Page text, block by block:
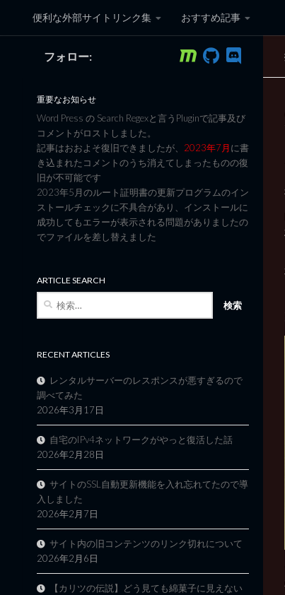
コンテンツへスキップ
便利な外部サイトリンク集 おすすめ記事
黒翼猫のコンピュ
フォロー:
重要なお知らせ
Word Press の Search Regexと言うPluginで記事及び
コメントがロストしました。
記事はおおよそ復旧できましたが、 2023年7月に書
き込まれたコメントのうち消えてしまったものの復
旧が不可能です
2023年5月のルート証明書の更新プログラムのイン
ストールチェックに不具合があり、インストールに
成功してもエラーが表示される問題がありましたの
でファイルを差し替えました
ARTICLE SEARCH
RECENT ARTICLES
レンタルサーバーのレスポンスが悪すぎるので
調べてみた
2026年3月17日
自宅のIPv4ネットワークがやっと復活した話
2026年2月28日
サイトのSSL自動更新機能を入れ忘れてたので導
入しました
2026年2月7日
サイト内の旧コンテンツのリンク切れについて
2026年2月6日
【カリツの伝説】どう見ても綿菓子に見えない